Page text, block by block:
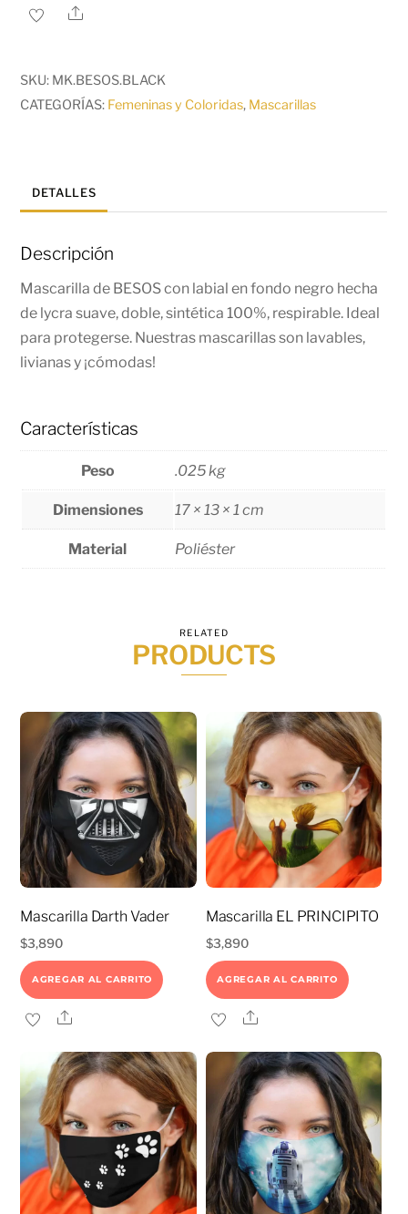
cantidadShare
SKU: MK.BESOS.BLACK
CATEGORÍAS: Femeninas y Coloridas, Mascarillas
DETALLES
Descripción
Mascarilla de BESOS con labial en fondo negro hecha
de lycra suave, doble, sintética 100%, respirable. Ideal
para protegerse. Nuestras mascarillas son lavables,
livianas y ¡cómodas!
Características
Peso .025 kg
Dimensiones 17 × 13 × 1 cm
Material Poliéster
RELATED
PRODUCTS
Mascarilla Darth Vader
$3,890
AGREGAR AL CARRITO
Share
Mascarilla EL PRINCIPITO
$3,890
AGREGAR AL CARRITO
Share